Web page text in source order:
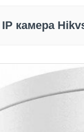
камера